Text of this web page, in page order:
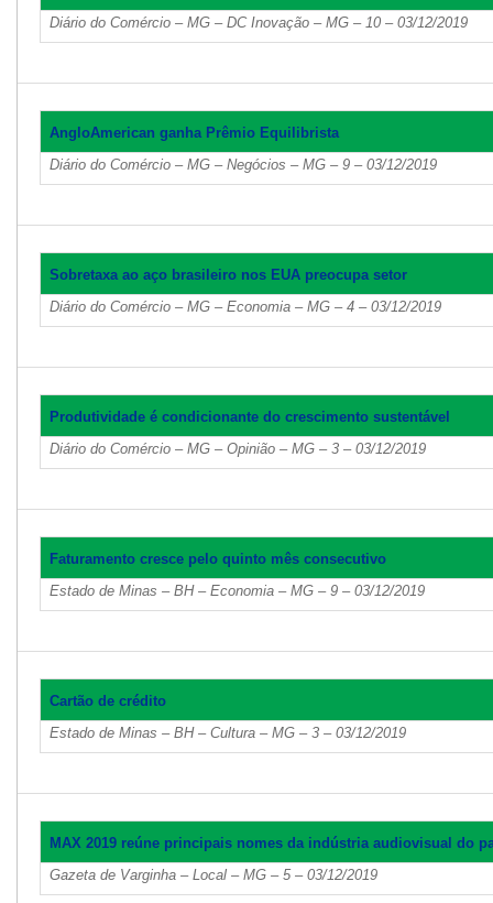
Diário do Comércio – MG – DC Inovação – MG – 10 – 03/12/2019
AngloAmerican ganha Prêmio Equilibrista
Diário do Comércio – MG – Negócios – MG – 9 – 03/12/2019
Sobretaxa ao aço brasileiro nos EUA preocupa setor
Diário do Comércio – MG – Economia – MG – 4 – 03/12/2019
Produtividade é condicionante do crescimento sustentável
Diário do Comércio – MG – Opinião – MG – 3 – 03/12/2019
Faturamento cresce pelo quinto mês consecutivo
Estado de Minas – BH – Economia – MG – 9 – 03/12/2019
Cartão de crédito
Estado de Minas – BH – Cultura – MG – 3 – 03/12/2019
MAX 2019 reúne principais nomes da indústria audiovisual do
Gazeta de Varginha – Local – MG – 5 – 03/12/2019